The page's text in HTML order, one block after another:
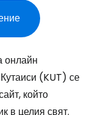
онлайн
(KUT) се
който
в целия свят.